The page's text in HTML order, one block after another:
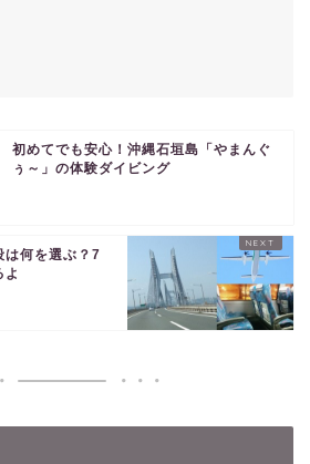
初めてでも安心！沖縄石垣島「やまんぐ
ぅ～」の体験ダイビング
は何を選ぶ？7
よ